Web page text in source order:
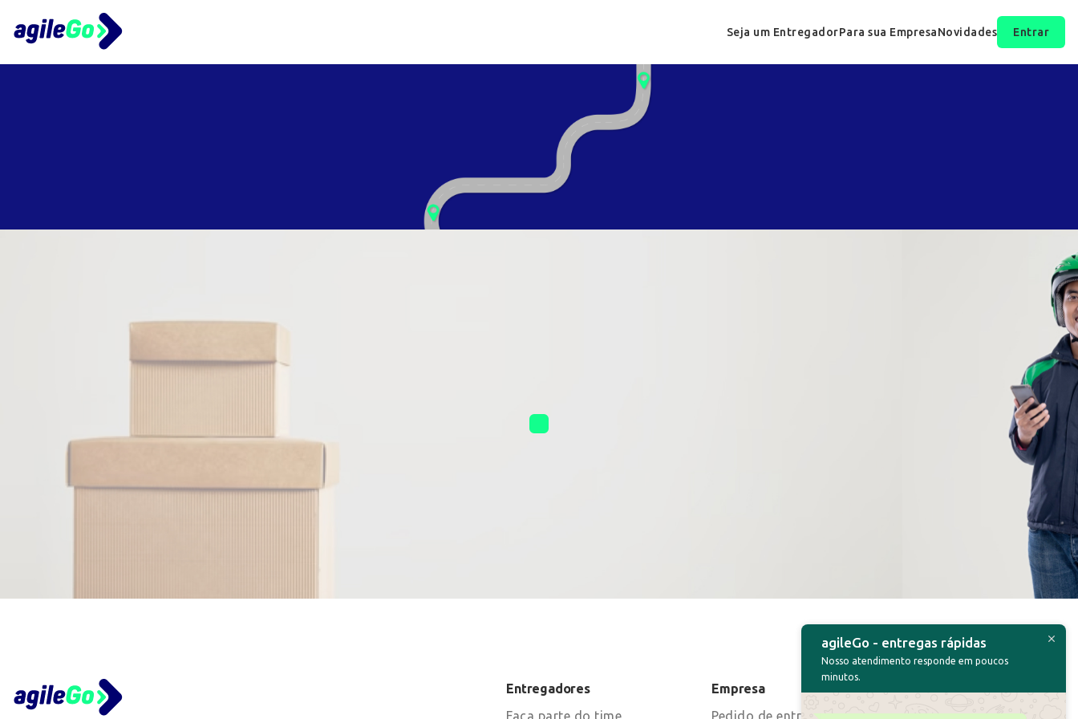
Seja um EntregadorPara sua EmpresaNovidades Entrar
Entregadores
Faça parte do time
Empresa
Pedido de entrega Novidades
agileGo - entregas rápidas
Nosso atendimento responde em poucos
minutos.